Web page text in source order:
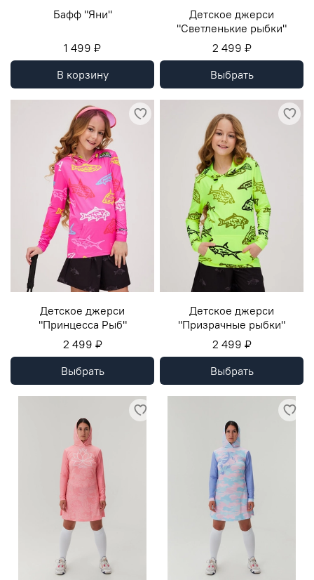
Бафф "Яни"
1 499 ₽
В корзину
Детское джерси
"Светленькие рыбки"
2 499 ₽
Выбрать
Детское джерси
"Принцесса Рыб"
2 499 ₽
Выбрать
Детское джерси
"Призрачные рыбки"
2 499 ₽
Выбрать